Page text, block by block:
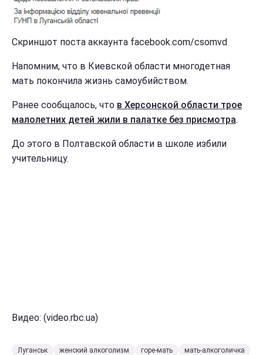
Скриншот поста аккаунта facebook.com/csomvd
Напомним, что в Киевской области многодетная
мать покончила жизнь самоубийством.
Ранее сообщалось, что в Херсонской области трое
малолетних детей жили в палатке без присмотра.
До этого в Полтавской области в школе избили
учительницу.
Видео: (video.rbc.ua)
Луганськ женский алкоголизм горе-мать мать-алкоголичка